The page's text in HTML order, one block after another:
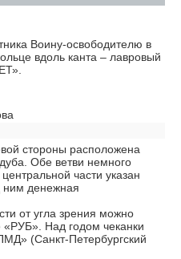
Воину-освободителю в
вдоль канта – лавровый
стороны расположена
Обе ветви немного
части указан
денежная
от угла зрения можно
«РУБ». Над годом чеканки
(Санкт-Петербургский